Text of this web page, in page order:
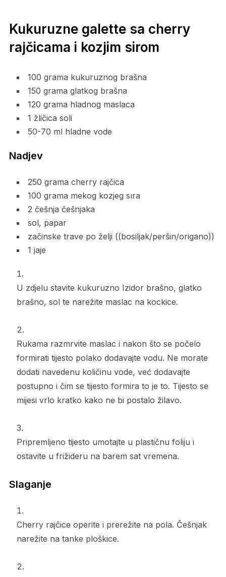
Kukuruzne galette sa cherry
rajčicama i kozjim sirom
100 grama kukuruznog brašna
150 grama glatkog brašna
120 grama hladnog maslaca
1 žličica soli
50-70 ml hladne vode
Nadjev
250 grama cherry rajčica
100 grama mekog kozjeg sıra
2 češnja češnjaka
sol, papar
začinske trave po želji ((bosiljak/peršin/origano))
1 jaje
U zdjelu stavite kukuruzno Izidor brašno, glatko
brašno, sol te narežite maslac na kockice.
Rukama razmrvite maslac i nakon što se počelo
formirati tijesto polako dodavajte vodu. Ne morate
dodati navedenu količinu vode, već dodavajte
postupno i čim se tijesto formira to je to. Tijesto se
mijesi vrlo kratko kako ne bi postalo žilavo.
Pripremljeno tijesto umotajte u plastičnu foliju i
ostavite u frižideru na barem sat vremena.
Slaganje
Cherry rajčice operite i prerežite na pola. Češnjak
narežite na tanke ploškice.